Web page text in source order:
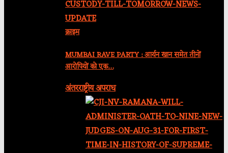
क्राइम
MUMBAI RAVE PARTY : आर्यन खान समेत तीनों
आरोपियों को एक…
अंतरराष्ट्रीय अपराध